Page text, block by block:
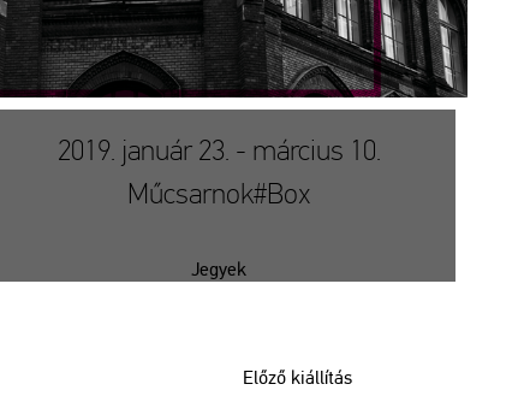
2019. január 23. - március 10.
Műcsarnok#Box
Jegyek
Előző kiállítás